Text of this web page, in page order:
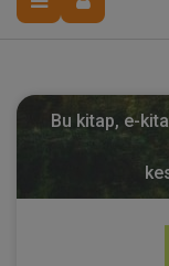
Bu kitap, e-